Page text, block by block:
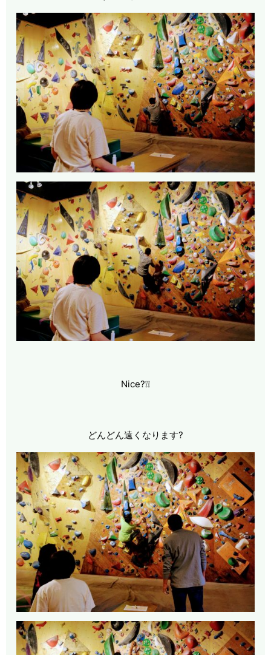
Nice?❕❕
どんどん遠くなります?